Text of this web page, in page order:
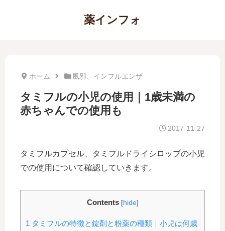
薬インフォ
ホーム 風邪、インフルエンザ
タミフルの小児の使用｜1歳未満の
赤ちゃんでの使用も
2017-11-27
タミフルカプセル、タミフルドライシロップの小児
での使用について確認していきます。
Contents [hide]
1 タミフルの特徴と錠剤と粉薬の種類｜小児は何歳